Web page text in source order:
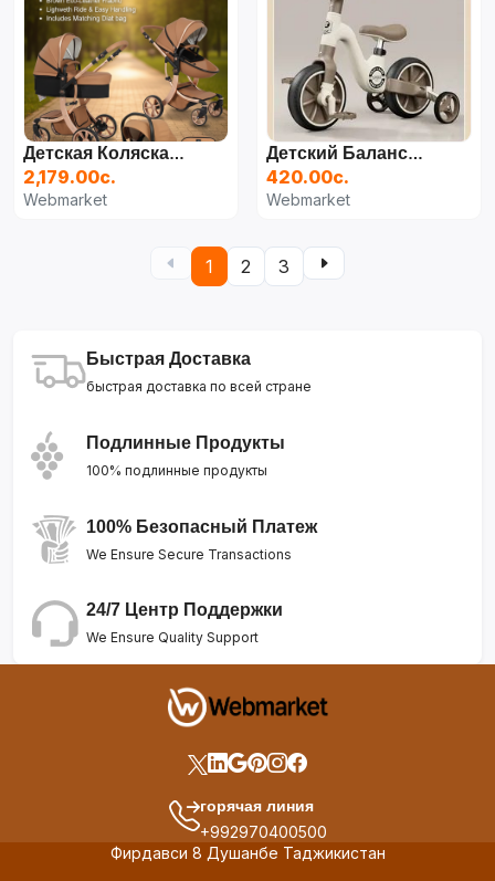
Детская Коляска Kidilo 609+C 2 В 1, Зелёный
2,179.00с.
Webmarket
Детский Балансировочный Велосипед
420.00с.
Webmarket
1 2 3
Быстрая Доставка
быстрая доставка по всей стране
Подлинные Продукты
100% подлинные продукты
100% Безопасный Платеж
We Ensure Secure Transactions
24/7 Центр Поддержки
We Ensure Quality Support
горячая линия
+992970400500
Фирдавси 8 Душанбе Таджикистан